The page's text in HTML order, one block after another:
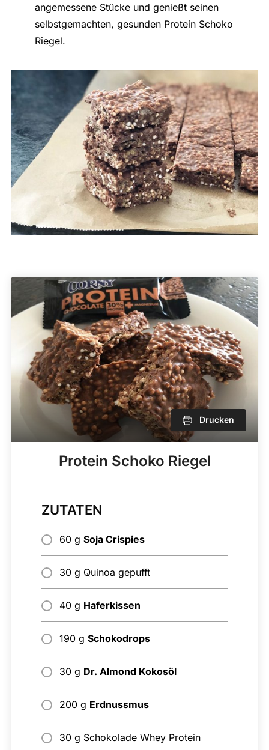
angemessene Stücke und genießt seinen
selbstgemachten, gesunden Protein Schoko
Riegel.
Drucken
Protein Schoko Riegel
ZUTATEN
60 g Soja Crispies
30 g Quinoa gepufft
40 g Haferkissen
190 g Schokodrops
30 g Dr. Almond Kokosöl
200 g Erdnussmus
30 g Schokolade Whey Protein